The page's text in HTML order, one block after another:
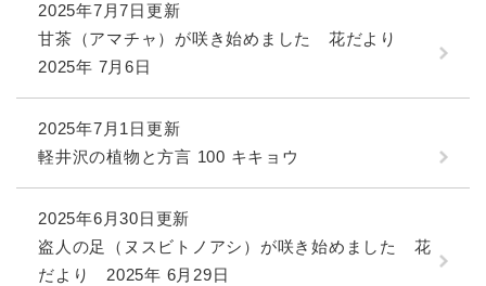
2025年7月7日更新
甘茶（アマチャ）が咲き始めました 花だより
2025年 7月6日
2025年7月1日更新
軽井沢の植物と方言 100 キキョウ
2025年6月30日更新
盗人の足（ヌスビトノアシ）が咲き始めました 花
だより 2025年 6月29日